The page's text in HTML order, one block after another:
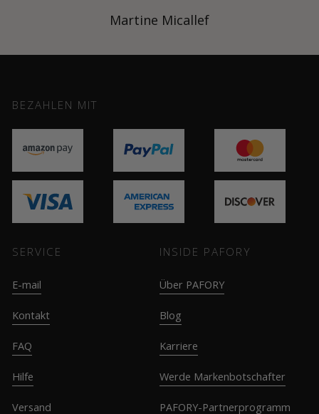
Martine Micallef
BEZAHLEN MIT
SERVICE
E-mail
Kontakt
FAQ
Hilfe
Versand
INSIDE PAFORY
Über PAFORY
Blog
Karriere
Werde Markenbotschafter
PAFORY-Partnerprogramm